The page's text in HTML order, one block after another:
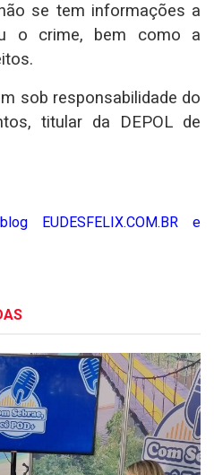
se tem informações a
o crime, bem como a
sob responsabilidade do
titular da DEPOL de
EUDESFELIX.COM.BR e